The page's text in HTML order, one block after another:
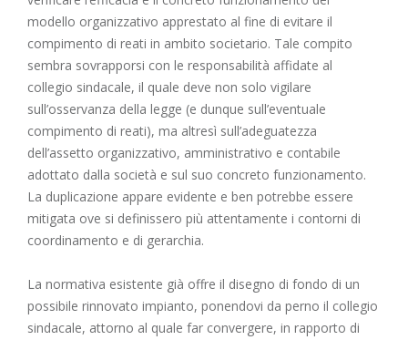
modello organizzativo apprestato al fine di evitare il
compimento di reati in ambito societario. Tale compito
sembra sovrapporsi con le responsabilità affidate al
collegio sindacale, il quale deve non solo vigilare
sull’osservanza della legge (e dunque sull’eventuale
compimento di reati), ma altresì sull’adeguatezza
dell’assetto organizzativo, amministrativo e contabile
adottato dalla società e sul suo concreto funzionamento.
La duplicazione appare evidente e ben potrebbe essere
mitigata ove si definissero più attentamente i contorni di
coordinamento e di gerarchia.
La normativa esistente già offre il disegno di fondo di un
possibile rinnovato impianto, ponendovi da perno il collegio
sindacale, attorno al quale far convergere, in rapporto di